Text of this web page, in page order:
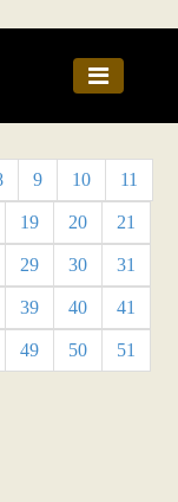
9 10 11
19 20 21
29 30 31
39 40 41
49 50 51